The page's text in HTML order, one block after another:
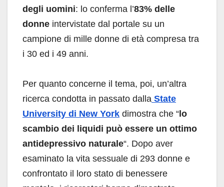
degli uomini: lo conferma l’83% delle
donne intervistate dal portale su un
campione di mille donne di età compresa tra
i 30 ed i 49 anni.
Per quanto concerne il tema, poi, un’altra
ricerca condotta in passato dalla State
University di New York dimostra che “ lo
scambio dei liquidi può essere un ottimo
antidepressivo naturale“. Dopo aver
esaminato la vita sessuale di 293 donne e
confrontato il loro stato di benessere